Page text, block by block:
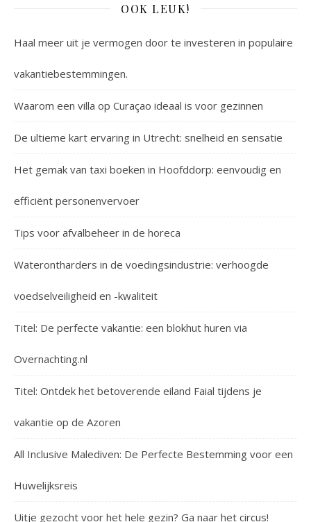
OOK LEUK!
Haal meer uit je vermogen door te investeren in populaire
vakantiebestemmingen.
Waarom een villa op Curaçao ideaal is voor gezinnen
De ultieme kart ervaring in Utrecht: snelheid en sensatie
Het gemak van taxi boeken in Hoofddorp: eenvoudig en
efficiënt personenvervoer
Tips voor afvalbeheer in de horeca
Waterontharders in de voedingsindustrie: verhoogde
voedselveiligheid en -kwaliteit
Titel: De perfecte vakantie: een blokhut huren via
Overnachting.nl
Titel: Ontdek het betoverende eiland Faial tijdens je
vakantie op de Azoren
All Inclusive Malediven: De Perfecte Bestemming voor een
Huwelijksreis
Uitje gezocht voor het hele gezin? Ga naar het circus!